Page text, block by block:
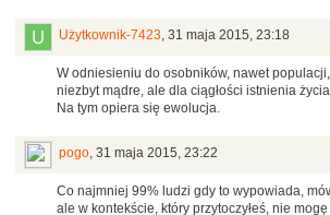
Użytkownik-7423, 31 maja 2015, 23:18
W odniesieniu do osobników, nawet
niezbyt mądre, ale dla ciągłości istnienia
Na tym opiera się ewolucja.
pogo, 31 maja 2015, 23:22
Co najmniej 99% ludzi gdy to wypowiada,
ale w kontekście, który przytoczyłeś, nie